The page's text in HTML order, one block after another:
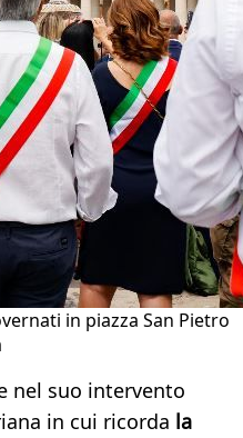
in piazza San Pietro
nel suo intervento
in cui ricorda la